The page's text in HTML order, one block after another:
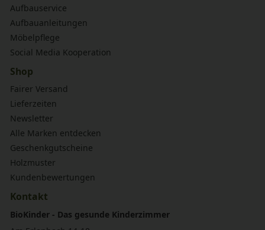
Aufbauservice
Aufbauanleitungen
Möbelpflege
Social Media Kooperation
Shop
Fairer Versand
Lieferzeiten
Newsletter
Alle Marken entdecken
Geschenkgutscheine
Holzmuster
Kundenbewertungen
Kontakt
BioKinder - Das gesunde Kinderzimmer